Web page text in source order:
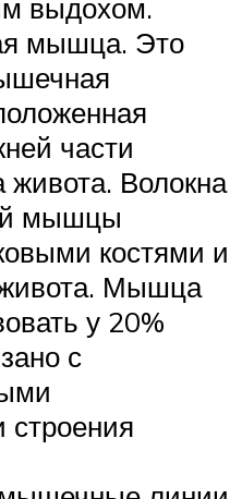
выдохом.
мышца. Это
части
Волокна
мышцы
костями и
Мышца
у 20%
с
строения